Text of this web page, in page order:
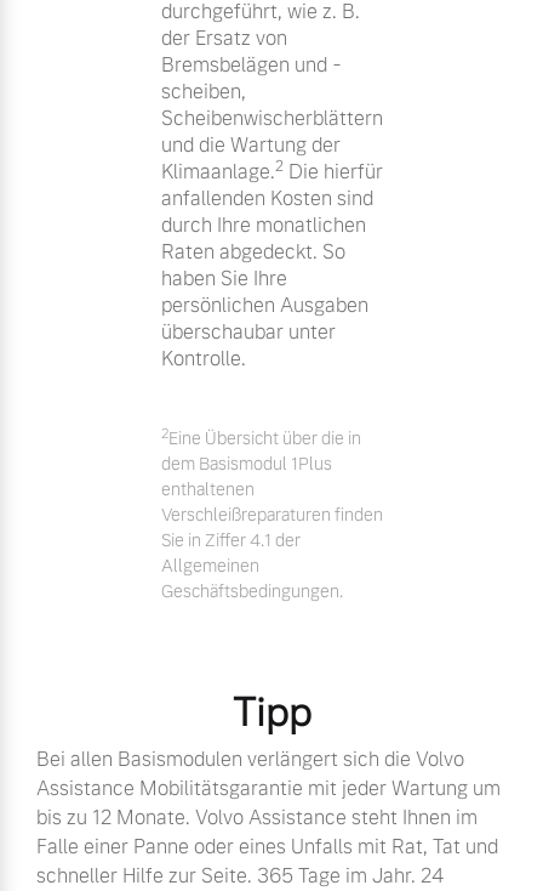
durchgeführt, wie z. B.
der Ersatz von
Bremsbelägen und -
scheiben,
Scheibenwischerblättern
und die Wartung der
Klimaanlage.2Die hierfür
anfallenden Kosten sind
durch Ihre monatlichen
Raten abgedeckt. So
haben Sie Ihre
persönlichen Ausgaben
überschaubar unter
Kontrolle.
2Eine Übersicht über die in
dem Basismodul 1Plus
enthaltenen
Verschleißreparaturen finden
Sie in Ziffer 4.1 der
Allgemeinen
Geschäftsbedingungen.
Tipp
Bei allen Basismodulen verlängert sich die Volvo
Assistance Mobilitätsgarantie mit jeder Wartung um
bis zu 12 Monate. Volvo Assistance steht Ihnen im
Falle einer Panne oder eines Unfalls mit Rat, Tat und
schneller Hilfe zur Seite. 365 Tage im Jahr. 24